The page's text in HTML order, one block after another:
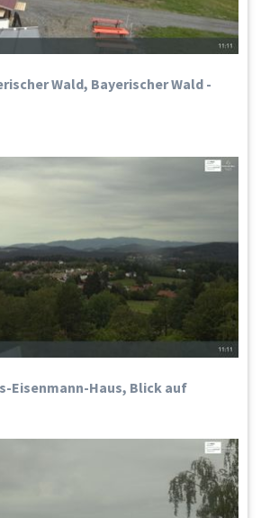
Wald, Bayerischer Wald -
Eisenmann-Haus, Blick auf